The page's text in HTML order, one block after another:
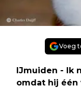
Voeg
IJmuiden - Ik
omdat hij één